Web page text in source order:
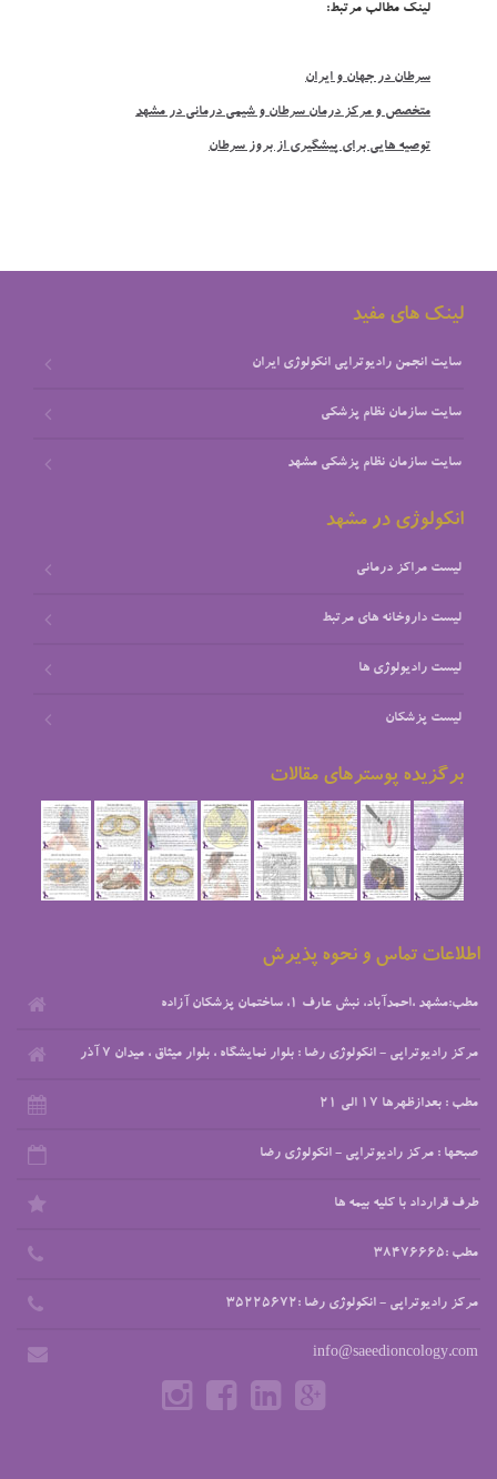
لينک مطالب مرتبط:
سرطان در جهان و ايران
متخصص و مرکز درمان سرطان و شيمي درماني در مشهد
توصيه هايي براي پيشگيري از بروز سرطان
لینک های مفید
سایت انجمن رادیوتراپی انکولوژی ایران
سایت سازمان نظام پزشکي
سایت سازمان نظام پزشکي مشهد
انکولوژی در مشهد
لیست مراکز درمانی
لیست داروخانه های مرتبط
لیست رادیولوژی ها
لیست پزشکان
برگزیده پوسترهای مقالات
اطلاعات تماس و نحوه پذیرش
مطب:مشهد ،احمدآباد، نبش عارف ۱، ساختمان پزشکان آزاده
مرکز رادیوتراپی - انکولوژی رضا : بلوار نمایشگاه ، بلوار میثاق ، میدان 7 آذر
مطب : بعدازظهرها 17 الی 21
صبحها : مرکز رادیوتراپی - انکولوژی رضا
طرف قرارداد با کلیه بیمه ها
مطب :38476665
مرکز رادیوتراپی - انکولوژی رضا :35225672
info@saeedioncology.com